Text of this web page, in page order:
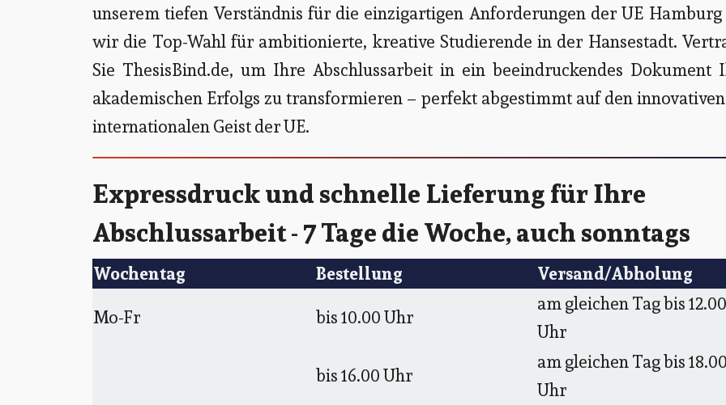
unserem tiefen Verständnis für die einzigartigen Anforderungen der UE
wir die Top-Wahl für ambitionierte, kreative Studierende in der Hansestadt.
Sie ThesisBind.de, um Ihre Abschlussarbeit in ein beeindruckendes Dokument
akademischen Erfolgs zu transformieren – perfekt abgestimmt auf den
internationalen Geist der UE.
Expressdruck und schnelle Lieferung für Ihre
Abschlussarbeit - 7 Tage die Woche, auch sonntags
Wochentag Bestellung
Versand/Abholung
Mo-Fr
bis 10.00 Uhr
am gleichen Tag bis 12.00
Uhr
bis 16.00 Uhr
am gleichen Tag bis
Uhr